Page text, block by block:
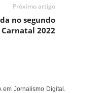
Próximo artigo
no segundo
2022
Jornalismo Digital.